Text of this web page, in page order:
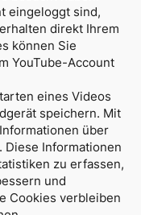
eingeloggt sind,
direkt Ihrem
können Sie
YouTube-Account
eines Videos
speichern. Mit
über
Diese Informationen
zu erfassen,
und
Cookies verbleiben